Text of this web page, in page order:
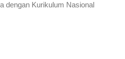
dengan Kurikulum Nasional